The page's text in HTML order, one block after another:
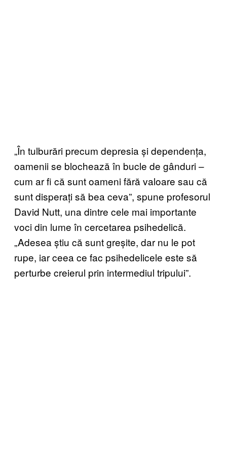
„În tulburări precum depresia și dependența,
oamenii se blochează în bucle de gânduri –
cum ar fi că sunt oameni fără valoare sau că
sunt disperați să bea ceva”, spune profesorul
David Nutt, una dintre cele mai importante
voci din lume în cercetarea psihedelică.
„Adesea știu că sunt greșite, dar nu le pot
rupe, iar ceea ce fac psihedelicele este să
perturbe creierul prin intermediul tripului”.